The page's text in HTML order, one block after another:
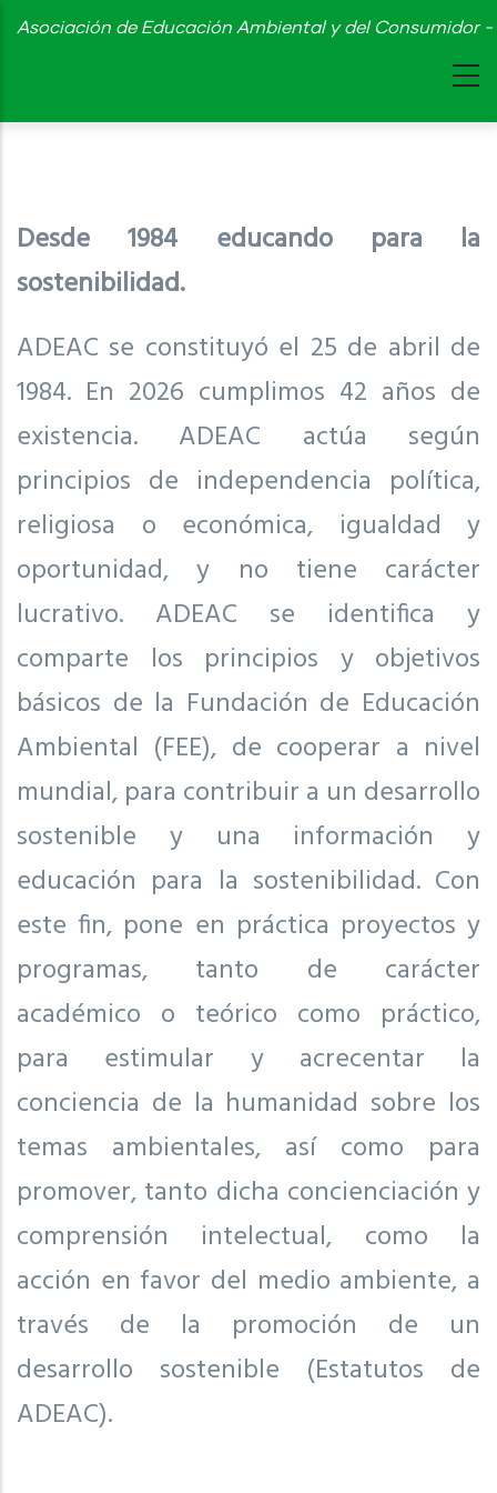
Skip
content
Asociación de Educación Ambiental y del Consumidor
Desde 1984 educando para la
sostenibilidad.
ADEAC se constituyó el 25 de abril de
1984. En 2026 cumplimos 42 años de
existencia. ADEAC actúa según
principios de independencia política,
religiosa o económica, igualdad y
oportunidad, y no tiene carácter
lucrativo. ADEAC se identifica y
comparte los principios y objetivos
básicos de la Fundación de Educación
Ambiental (FEE), de cooperar a nivel
mundial, para contribuir a un desarrollo
sostenible y una información y
educación para la sostenibilidad. Con
este fin, pone en práctica proyectos y
programas, tanto de carácter
académico o teórico como práctico,
para estimular y acrecentar la
conciencia de la humanidad sobre los
temas ambientales, así como para
promover, tanto dicha concienciación y
comprensión intelectual, como la
acción en favor del medio ambiente, a
través de la promoción de un
desarrollo sostenible (Estatutos de
ADEAC).